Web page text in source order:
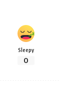
Sleepy
0